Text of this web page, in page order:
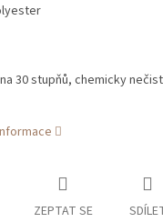
30 stupňů, chemicky
ZEPTAT SE